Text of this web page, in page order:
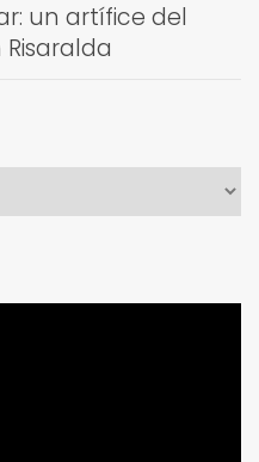
un artífice del